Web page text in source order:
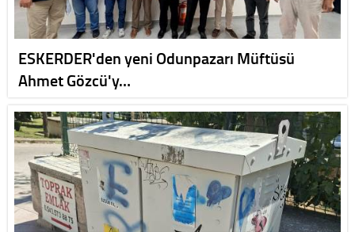
ESKERDER'den yeni Odunpazarı Müftüsü
Ahmet Gözcü'y…